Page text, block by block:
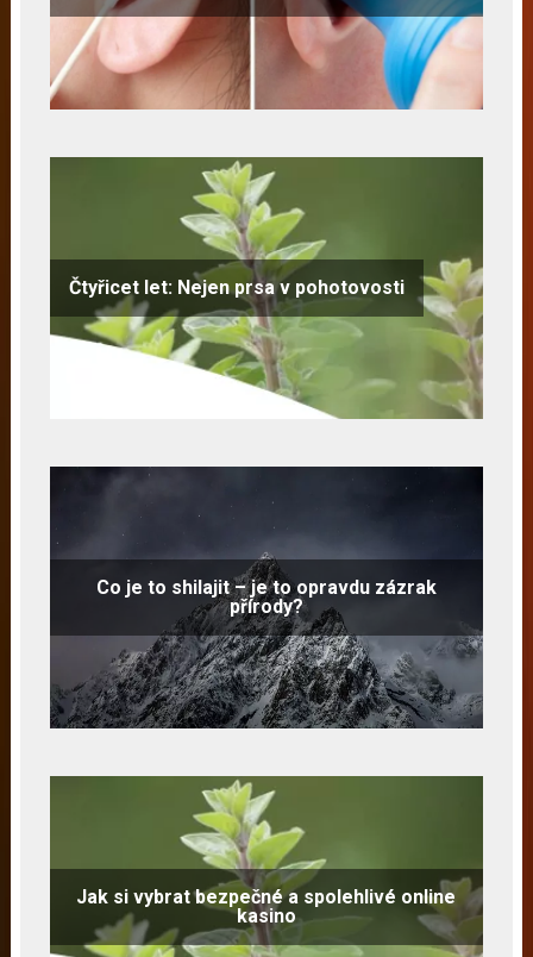
Čtyřicet let: Nejen prsa v pohotovosti
Co je to shilajit – je to opravdu zázrak
přírody?
Jak si vybrat bezpečné a spolehlivé online
kasino